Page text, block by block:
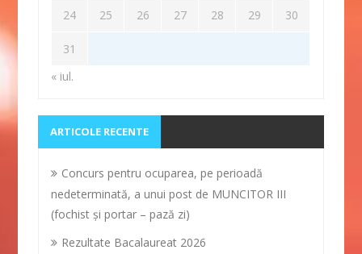
24 25 26 27 28 29 30
31
« iul.
ARTICOLE RECENTE
Concurs pentru ocuparea, pe perioadă
nedeterminată, a unui post de MUNCITOR III
(fochist și portar – pază zi)
Rezultate Bacalaureat 2026